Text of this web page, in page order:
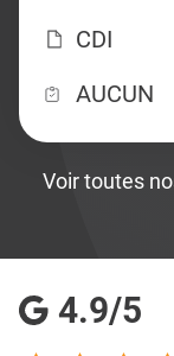
CDI
AUCUN
Voir toutes
4.9/5